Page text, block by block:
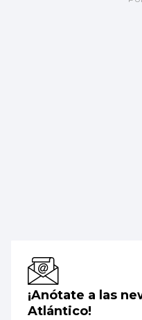
¡Anótate a las
Atlántico!